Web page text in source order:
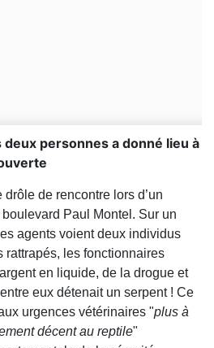
personnes a donné lieu à
de rencontre lors d’un
Paul Montel. Sur un
agents voient deux individus
rattrapés, les fonctionnaires
en liquide, de la drogue et
eux détenait un serpent ! Ce
urgences vétérinaires "plus à
décent au reptile"